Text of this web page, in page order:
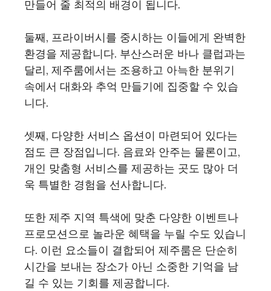
만들어 줄 최적의 배경이 됩니다.
둘째, 프라이버시를 중시하는 이들에게 완벽한
환경을 제공합니다. 부산스러운 바나 클럽과는
달리, 제주룸에서는 조용하고 아늑한 분위기
속에서 대화와 추억 만들기에 집중할 수 있습
니다.
셋째, 다양한 서비스 옵션이 마련되어 있다는
점도 큰 장점입니다. 음료와 안주는 물론이고,
개인 맞춤형 서비스를 제공하는 곳도 많아 더
욱 특별한 경험을 선사합니다.
또한 제주 지역 특색에 맞춘 다양한 이벤트나
프로모션으로 놀라운 혜택을 누릴 수도 있습니
다. 이런 요소들이 결합되어 제주룸은 단순히
시간을 보내는 장소가 아닌 소중한 기억을 남
길 수 있는 기회를 제공합니다.